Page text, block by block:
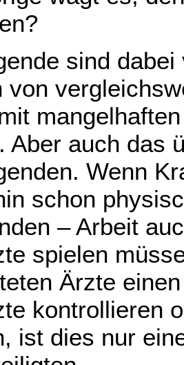
sind
von
Aber auch das
Wenn
schon
– Arbeit
spielen
Ärzte
kontrollieren
ist dies nur